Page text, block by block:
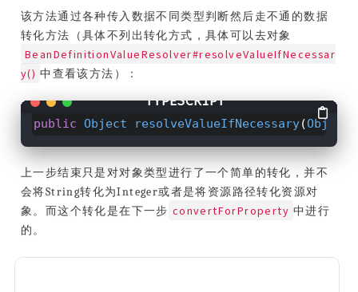
该方法通过各种传入数据不同类型判断然后走不通的数据
转化方法（具体不列出转化方式，具体可以去对象
BeanDefinitionValueResolver#resolveValueIfNecessar
y() 中查看该方法）：
public Object resolveValueIfNecessary(Object
上一步结束只是对对象类型进行了一个简单的转化，并不
会将String转化为Integer或者是将资源路径转化资源对
象。而这个转化是在下一步 convertForProperty 中进行
的。